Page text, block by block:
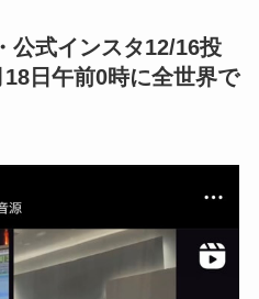
式インスタ12/16投
日午前0時に全世界で